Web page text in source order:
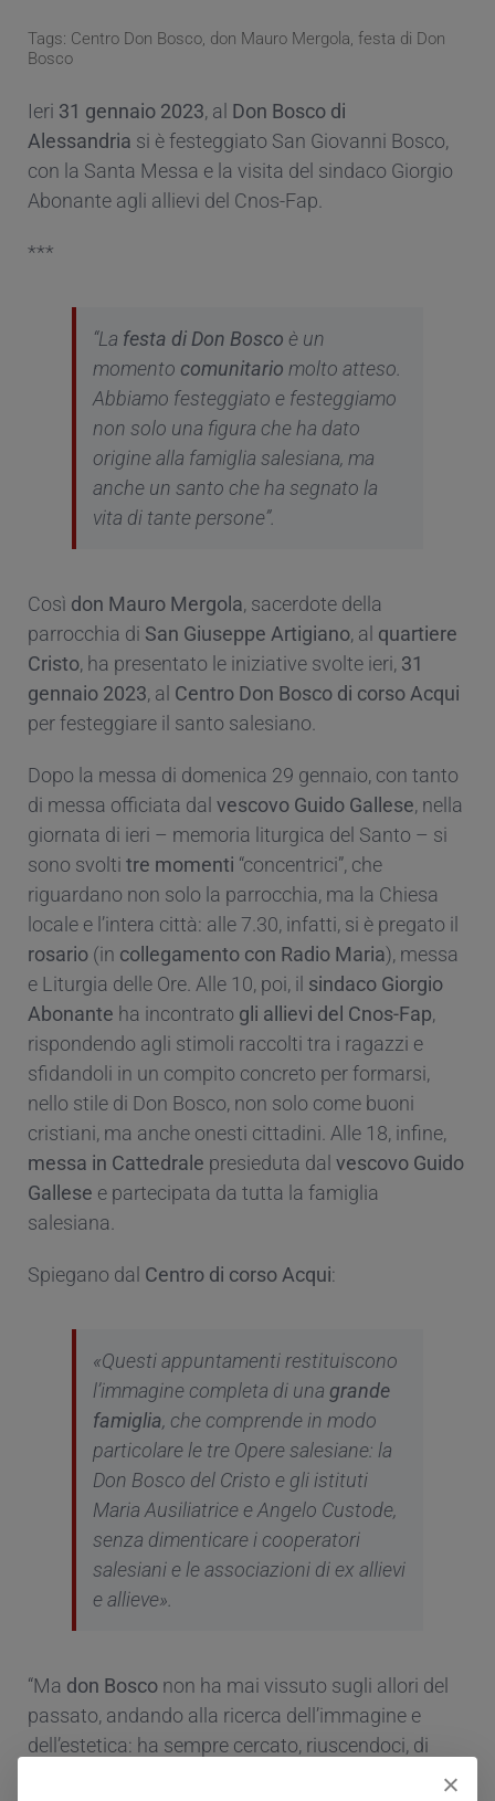
Tags: Centro Don Bosco, don Mauro Mergola, festa di Don
Bosco
Ieri 31 gennaio 2023, al Don Bosco di
Alessandria si è festeggiato San Giovanni Bosco,
con la Santa Messa e la visita del sindaco Giorgio
Abonante agli allievi del Cnos-Fap.
***
“La festa di Don Bosco è un
momento comunitario molto atteso.
Abbiamo festeggiato e festeggiamo
non solo una figura che ha dato
origine alla famiglia salesiana, ma
anche un santo che ha segnato la
vita di tante persone”.
Così don Mauro Mergola, sacerdote della
parrocchia di San Giuseppe Artigiano, al quartiere
Cristo, ha presentato le iniziative svolte ieri, 31
gennaio 2023, al Centro Don Bosco di corso Acqui
per festeggiare il santo salesiano.
Dopo la messa di domenica 29 gennaio, con tanto
di messa officiata dal vescovo Guido Gallese, nella
giornata di ieri – memoria liturgica del Santo – si
sono svolti tre momenti “concentrici”, che
riguardano non solo la parrocchia, ma la Chiesa
locale e l’intera città: alle 7.30, infatti, si è pregato il
rosario (in collegamento con Radio Maria), messa
e Liturgia delle Ore. Alle 10, poi, il sindaco Giorgio
Abonante ha incontrato gli allievi del Cnos-Fap,
rispondendo agli stimoli raccolti tra i ragazzi e
sfidandoli in un compito concreto per formarsi,
nello stile di Don Bosco, non solo come buoni
cristiani, ma anche onesti cittadini. Alle 18, infine,
messa in Cattedrale presieduta dal vescovo Guido
Gallese e partecipata da tutta la famiglia
salesiana.
Spiegano dal Centro di corso Acqui:
«Questi appuntamenti restituiscono
l’immagine completa di una grande
famiglia, che comprende in modo
particolare le tre Opere salesiane: la
Don Bosco del Cristo e gli istituti
Maria Ausiliatrice e Angelo Custode,
senza dimenticare i cooperatori
salesiani e le associazioni di ex allievi
e allieve».
“Ma don Bosco non ha mai vissuto sugli allori del
passato, andando alla ricerca dell’immagine e
dell’estetica: ha sempre cercato, riuscendoci, di